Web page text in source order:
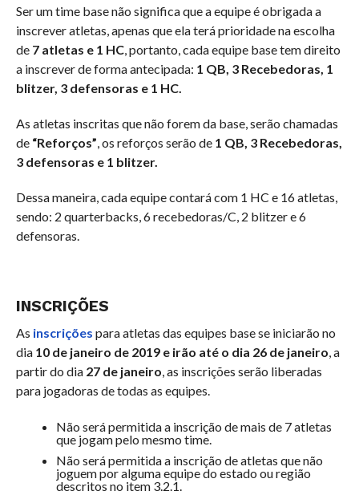
Ser um time base não significa que a equipe é obrigada a
inscrever atletas, apenas que ela terá prioridade na escolha
de 7 atletas e 1 HC, portanto, cada equipe base tem direito
a inscrever de forma antecipada: 1 QB, 3 Recebedoras, 1
blitzer, 3 defensoras e 1 HC.
As atletas inscritas que não forem da base, serão chamadas
de “Reforços”, os reforços serão de 1 QB, 3 Recebedoras,
3 defensoras e 1 blitzer.
Dessa maneira, cada equipe contará com 1 HC e 16 atletas,
sendo: 2 quarterbacks, 6 recebedoras/C, 2 blitzer e 6
defensoras.
INSCRIÇÕES
As inscrições para atletas das equipes base se iniciarão no
dia 10 de janeiro de 2019 e irão até o dia 26 de janeiro, a
partir do dia 27 de janeiro, as inscrições serão liberadas
para jogadoras de todas as equipes.
Não será permitida a inscrição de mais de 7 atletas
que jogam pelo mesmo time.
Não será permitida a inscrição de atletas que não
joguem por alguma equipe do estado ou região
descritos no item 3.2.1.